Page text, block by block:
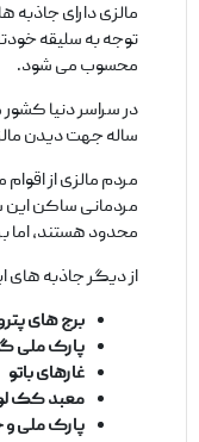
مالزی دارای جاذبه‌
توجه به سلیقه
محسوب می‌ شود.
در سراسر دنیا
ساله جهت دیدن
مردم مالزی از
مردمانی ساکن این
محدود هستند، اما
از دیگر جاذبه‌ های
برج‌ های
پارک ملی
غارهای باتو
معبد کک
پارک ملی و